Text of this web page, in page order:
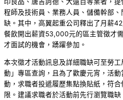
程師及技術員、業務人員、儲備幹部
缺。其中，高翼起重公司釋出了月薪
餐飲開出薪資53,000元的區主管徵才
才面試的機會，踴躍參加。
本次徵才活動訊息及詳細職缺可至勞
動」專區查詢，且為了歡慶元宵，活
動，求職者投遞履歷集點換貼紙，符
限。建議求職者於活動前先行瀏覽職